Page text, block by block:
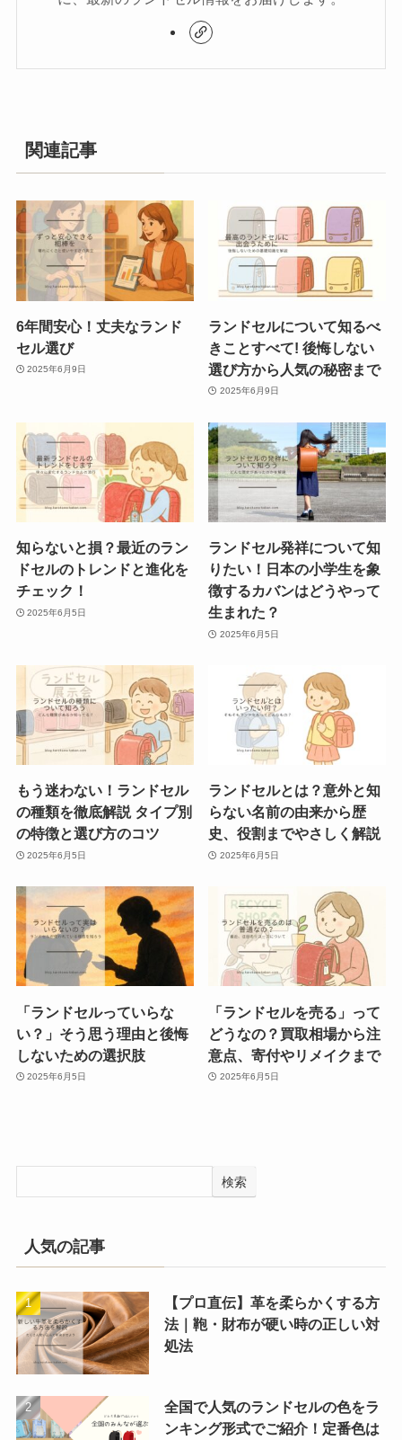
関連記事
6年間安心！丈夫なランド
セル選び
2025年6月9日
ランドセルについて知るべ
きことすべて! 後悔しない
選び方から人気の秘密まで
2025年6月9日
知らないと損？最近のラン
ドセルのトレンドと進化を
チェック！
2025年6月5日
ランドセル発祥について知
りたい！日本の小学生を象
徴するカバンはどうやって
生まれた？
2025年6月5日
もう迷わない！ランドセル
の種類を徹底解説 タイプ別
の特徴と選び方のコツ
2025年6月5日
ランドセルとは？意外と知
らない名前の由来から歴
史、役割までやさしく解説
2025年6月5日
「ランドセルっていらな
い？」そう思う理由と後悔
しないための選択肢
2025年6月5日
「ランドセルを売る」って
どうなの？買取相場から注
意点、寄付やリメイクまで
2025年6月5日
検索
人気の記事
【プロ直伝】革を柔らかくする方
法｜鞄・財布が硬い時の正しい対
処法
全国で人気のランドセルの色をラ
ンキング形式でご紹介！定番色は